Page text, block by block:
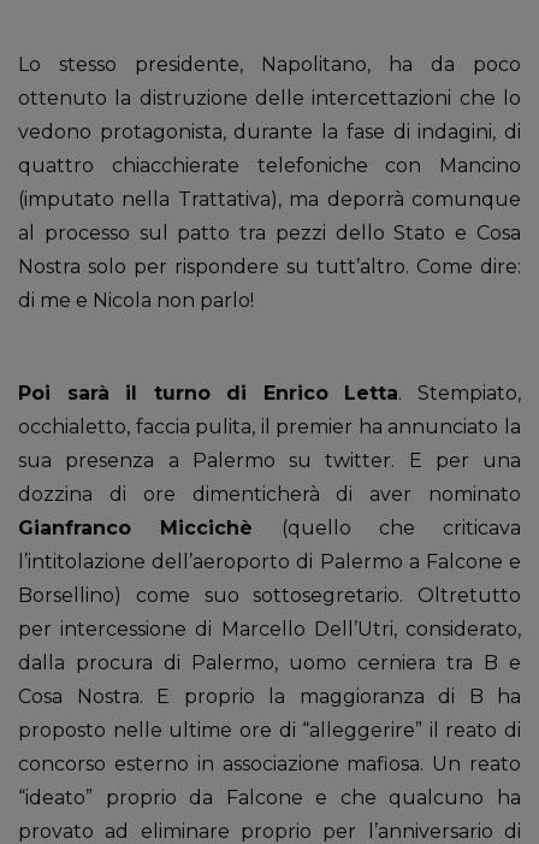
Lo stesso presidente, Napolitano, ha da poco
ottenuto la distruzione delle intercettazioni che lo
vedono protagonista, durante la fase di indagini, di
quattro chiacchierate telefoniche con Mancino
(imputato nella Trattativa), ma deporrà comunque
al processo sul patto tra pezzi dello Stato e Cosa
Nostra solo per rispondere su tutt’altro. Come dire:
di me e Nicola non parlo!
Poi sarà il turno di Enrico Letta. Stempiato,
occhialetto, faccia pulita, il premier ha annunciato la
sua presenza a Palermo su twitter. E per una
dozzina di ore dimenticherà di aver nominato
Gianfranco Miccichè (quello che criticava
l’intitolazione dell’aeroporto di Palermo a Falcone e
Borsellino) come suo sottosegretario. Oltretutto
per intercessione di Marcello Dell’Utri, considerato,
dalla procura di Palermo, uomo cerniera tra B e
Cosa Nostra. E proprio la maggioranza di B ha
proposto nelle ultime ore di “alleggerire” il reato di
concorso esterno in associazione mafiosa. Un reato
“ideato” proprio da Falcone e che qualcuno ha
provato ad eliminare proprio per l’anniversario di